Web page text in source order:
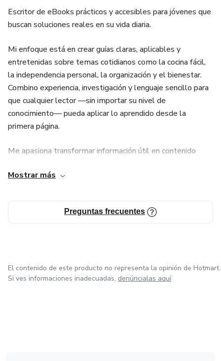
Escritor de eBooks prácticos y accesibles para jóvenes que
buscan soluciones reales en su vida diaria.
Mi enfoque está en crear guías claras, aplicables y
entretenidas sobre temas cotidianos como la cocina fácil,
la independencia personal, la organización y el bienestar.
Combino experiencia, investigación y lenguaje sencillo para
que cualquier lector —sin importar su nivel de
conocimiento— pueda aplicar lo aprendido desde la
primera página.
Me apasiona transformar información útil en contenido
quienes están empezando nuevas etapas de vida. Si
vas a encontrar.
Mostrar más
Preguntas frecuentes
El contenido de este producto no representa la opinión de Hotmart.
Si ves informaciones inadecuadas, denúncialas aquí